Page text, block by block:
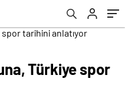
Türkiye spor